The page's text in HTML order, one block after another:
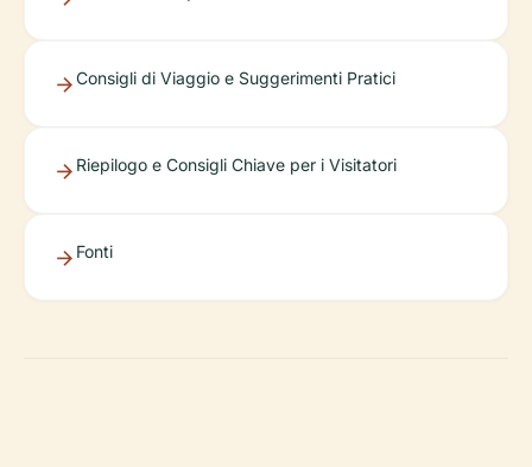
Consigli di Viaggio e Suggerimenti Pratici
Riepilogo e Consigli Chiave per i Visitatori
Fonti